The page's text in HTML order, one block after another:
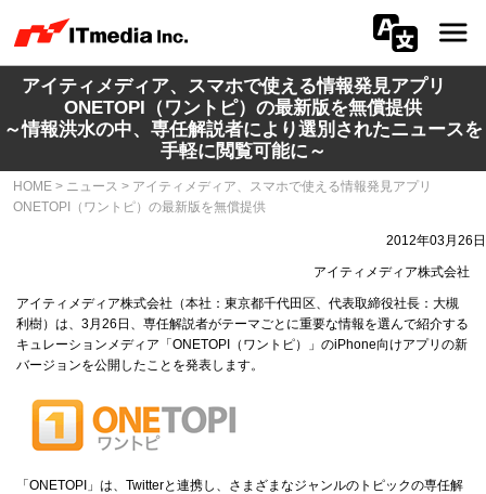
会社情報
ニュース
IR
プライバシー
採用
メディア一覧
アイティメディア、スマホで使える情報発見アプリ
ONETOPI（ワントピ）の最新版を無償提供
～情報洪水の中、専任解説者により選別されたニュースを
手軽に閲覧可能に～
HOME > ニュース > アイティメディア、スマホで使える情報発見アプリ
ONETOPI（ワントピ）の最新版を無償提供
2012年03月26日
アイティメディア株式会社
アイティメディア株式会社（本社：東京都千代田区、代表取締役社長：大槻
利樹）は、3月26日、専任解説者がテーマごとに重要な情報を選んで紹介する
キュレーションメディア「ONETOPI（ワントピ）」のiPhone向けアプリの新
バージョンを公開したことを発表します。
「ONETOPI」は、Twitterと連携し、さまざまなジャンルのトピックの専任解